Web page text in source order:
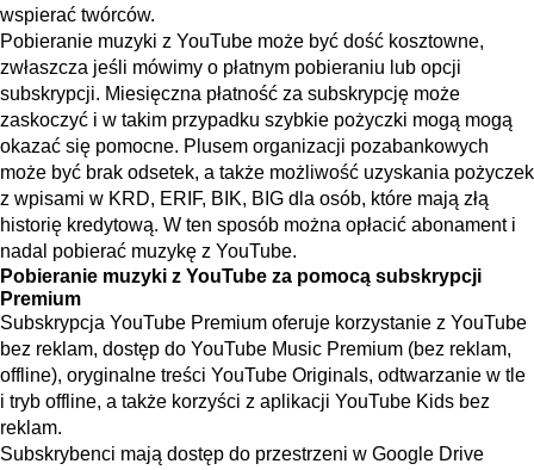
wspierać twórców.
Pobieranie muzyki z YouTube może być dość kosztowne,
zwłaszcza jeśli mówimy o płatnym pobieraniu lub opcji
subskrypcji. Miesięczna płatność za subskrypcję może
zaskoczyć i w takim przypadku szybkie pożyczki mogą mogą
okazać się pomocne. Plusem organizacji pozabankowych
może być brak odsetek, a także możliwość uzyskania pożyczek
z wpisami w KRD, ERIF, BIK, BIG dla osób, które mają złą
historię kredytową. W ten sposób można opłacić abonament i
nadal pobierać muzykę z YouTube.
Pobieranie muzyki z YouTube za pomocą subskrypcji
Premium
Subskrypcja YouTube Premium oferuje korzystanie z YouTube
bez reklam, dostęp do YouTube Music Premium (bez reklam,
offline), oryginalne treści YouTube Originals, odtwarzanie w tle
i tryb offline, a także korzyści z aplikacji YouTube Kids bez
reklam.
Subskrybenci mają dostęp do przestrzeni w Google Drive